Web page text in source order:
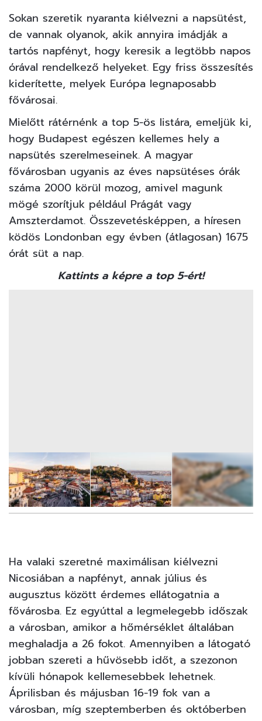
Sokan szeretik nyaranta kiélvezni a napsütést,
de vannak olyanok, akik annyira imádják a
tartós napfényt, hogy keresik a legtöbb napos
órával rendelkező helyeket. Egy friss összesítés
kiderítette, melyek Európa legnaposabb
fővárosai.
Mielőtt rátérnénk a top 5-ös listára, emeljük ki,
hogy Budapest egészen kellemes hely a
napsütés szerelmeseinek. A magyar
fővárosban ugyanis az éves napsütéses órák
száma 2000 körül mozog, amivel magunk
mögé szorítjuk például Prágát vagy
Amszterdamot. Összevetésképpen, a híresen
ködös Londonban egy évben (átlagosan) 1675
órát süt a nap.
Kattints a képre a top 5-ért!
Ha valaki szeretné maximálisan kiélvezni
Nicosiában a napfényt, annak július és
augusztus között érdemes ellátogatnia a
fővárosba. Ez egyúttal a legmelegebb időszak
a városban, amikor a hőmérséklet általában
meghaladja a 26 fokot. Amennyiben a látogató
jobban szereti a hűvösebb időt, a szezonon
kívüli hónapok kellemesebbek lehetnek.
Áprilisban és májusban 16-19 fok van a
városban, míg szeptemberben és októberben